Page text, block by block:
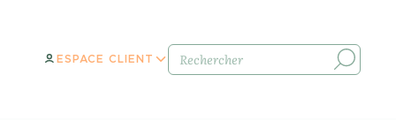
ESPACE CLIENT